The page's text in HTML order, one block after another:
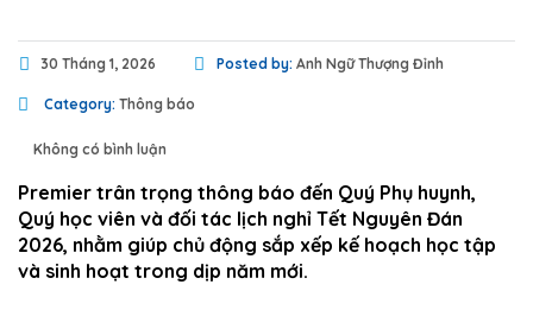
30 Tháng 1, 2026 Posted by: Anh Ngữ Thượng Đỉnh
Category: Thông báo
Không có bình luận
Premier trân trọng thông báo đến Quý Phụ huynh,
Quý học viên và đối tác lịch nghỉ Tết Nguyên Đán
2026, nhằm giúp chủ động sắp xếp kế hoạch học tập
và sinh hoạt trong dịp năm mới.